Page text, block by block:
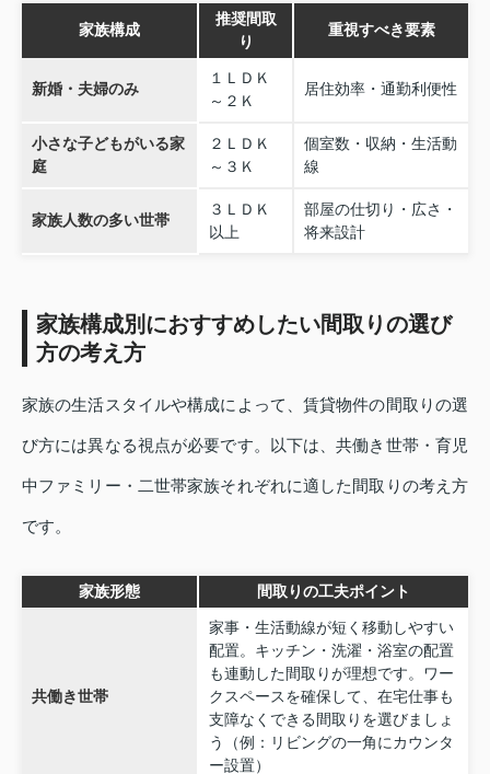
家族構成
推奨間取
り
重視すべき要素
新婚・夫婦のみ
１ＬＤＫ
～２Ｋ
居住効率・通勤利便性
小さな子どもがいる家
庭
２ＬＤＫ
～３Ｋ
個室数・収納・生活動
線
家族人数の多い世帯
３ＬＤＫ
以上
部屋の仕切り・広さ・
将来設計
家族構成別におすすめしたい間取りの選び
方の考え方
家族の生活スタイルや構成によって、賃貸物件の間取りの選
び方には異なる視点が必要です。以下は、共働き世帯・育児
中ファミリー・二世帯家族それぞれに適した間取りの考え方
です。
家族形態 間取りの工夫ポイント
共働き世帯
家事・生活動線が短く移動しやすい
配置。キッチン・洗濯・浴室の配置
も連動した間取りが理想です。ワー
クスペースを確保して、在宅仕事も
支障なくできる間取りを選びましょ
う（例：リビングの一角にカウンタ
ー設置）